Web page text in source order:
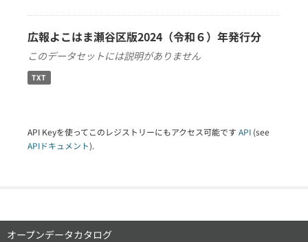
広報よこはま瀬谷区版2024（令和６）年発行分
このデータセットには説明がありません
TXT
API Keyを使ってこのレジストリーにもアクセス可能です API (see
APIドキュメント).
オープンデータカタログ